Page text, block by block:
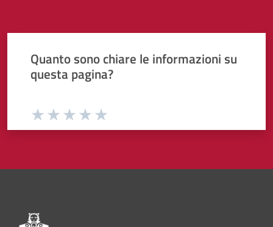
Quanto sono chiare le informazioni su
questa pagina?
Valuta da 1 a 5 stelle la paginaValuta 4 stelle su 5
Valuta 3 stelle su 5
Valuta 2 stelle su 5
Valuta 1 stelle su 5